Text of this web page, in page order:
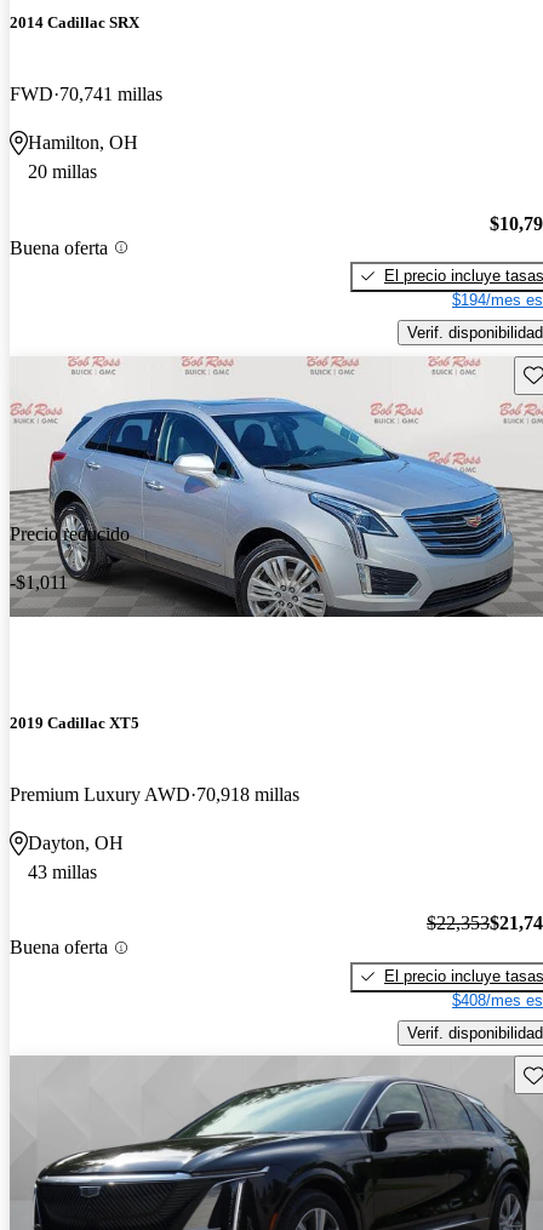
2014 Cadillac SRX
FWD 70,741 millas
Hamilton, OH
20 millas
Buena oferta
El precio incluye tasas
$194/mes
Verif. disponibilidad
Precio reducido
-$1,011
2019 Cadillac XT5
Premium Luxury AWD 70,918 millas
Dayton, OH
43 millas
Buena oferta
$22,353
El precio incluye tasas
$408/mes
Verif. disponibilidad